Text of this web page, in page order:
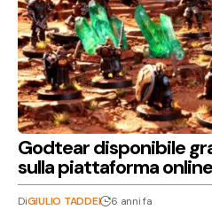
Godtear disponibile
sulla piattaforma
DiGIULIO TADDEI 6 anni fa